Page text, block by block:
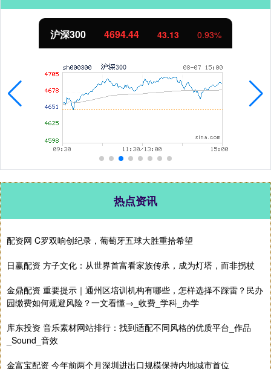
沪深300 4694.44 43.13 0.93%
热点资讯
配资网 C罗双响创纪录，葡萄牙五球大胜重拾希望
日赢配资 方子文化：从世界首富看家族传承，成为灯塔，而非拐杖
金鼎配资 重要提示｜通州区培训机构有哪些，怎样选择不踩雷？民办
园缴费如何规避风险？一文看懂→_收费_学科_办学
库东投资 音乐素材网站排行：找到适配不同风格的优质平台_作品
_Sound_音效
金富宝配资 今年前两个月深圳进出口规模保持内地城市首位